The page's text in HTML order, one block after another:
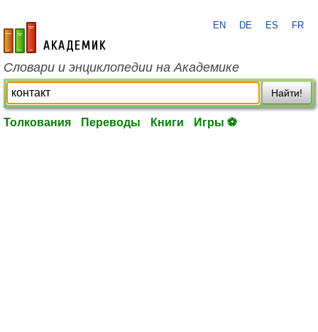
academic.ru
EN DE ES FR
Словари и энциклопедии на Академике
Найти!
Толкования Переводы Книги Игры ⚽